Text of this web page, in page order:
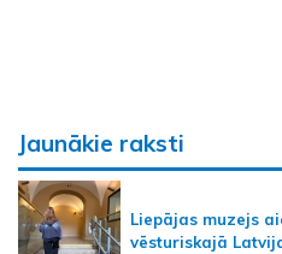
Jaunākie raksti
Liepājas muzejs
vēsturiskajā